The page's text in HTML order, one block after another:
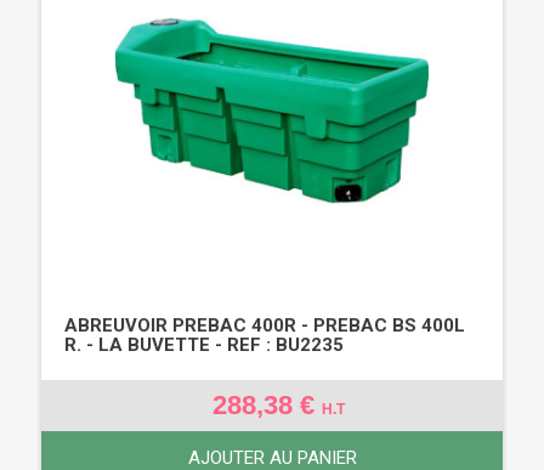
ABREUVOIR PREBAC 400R - PREBAC BS 400L
R. - LA BUVETTE - REF : BU2235
288,38 € H.T
AJOUTER AU PANIER